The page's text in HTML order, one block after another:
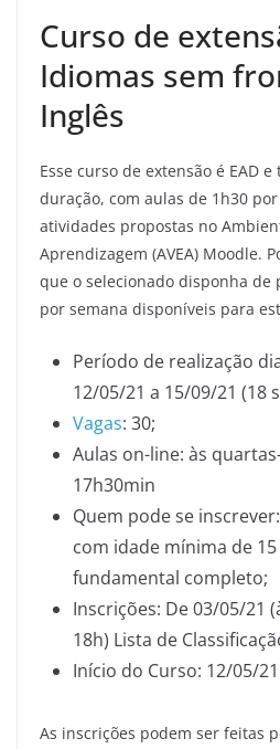
Curso de
Idiomas sem
Inglês
Esse curso de extensão é EAD
duração, com aulas de 1h30
atividades propostas no
Aprendizagem (AVEA) Moodle.
que o selecionado disponha de
por semana disponíveis para
Período de realização
12/05/21 a 15/09/21 (18
Vagas: 30;
Aulas on-line: às
17h30min
Quem pode se
com idade mínima de
fundamental completo;
Inscrições: De 03/05/21
18h) Lista de
Início do Curso: 12/05/21
As inscrições podem ser feitas